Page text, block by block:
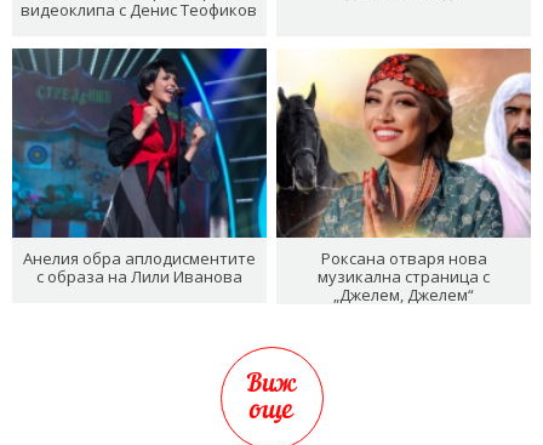
видеоклипа с Денис Теофиков
Анелия обра аплодисментите
с образа на Лили Иванова
Роксана отваря нова
музикална страница с
„Джелем, Джелем“
Виж
още